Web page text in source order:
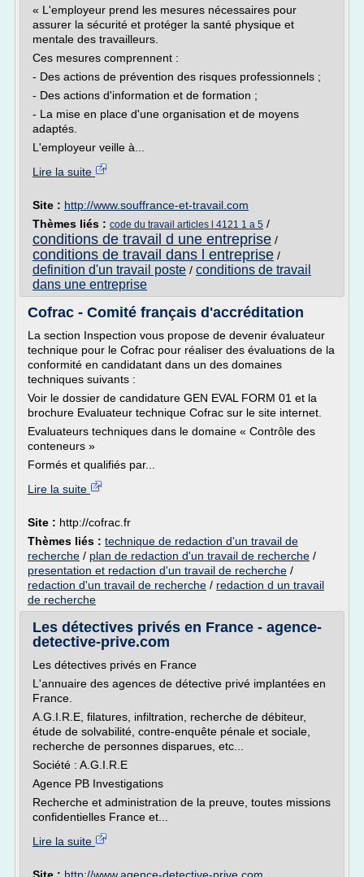
« L'employeur prend les mesures nécessaires pour
assurer la sécurité et protéger la santé physique et
mentale des travailleurs.
Ces mesures comprennent :
- Des actions de prévention des risques professionnels ;
- Des actions d'information et de formation ;
- La mise en place d'une organisation et de moyens
adaptés.
L'employeur veille à...
Lire la suite
Site : http://www.souffrance-et-travail.com
Thèmes liés : code du travail articles l 4121 1 a 5 /
conditions de travail d une entreprise /
conditions de travail dans l entreprise /
definition d'un travail poste / conditions de travail
dans une entreprise
Cofrac - Comité français d'accréditation
La section Inspection vous propose de devenir évaluateur
technique pour le Cofrac pour réaliser des évaluations de la
conformité en candidatant dans un des domaines
techniques suivants :
Voir le dossier de candidature GEN EVAL FORM 01 et la
brochure Evaluateur technique Cofrac sur le site internet.
Evaluateurs techniques dans le domaine « Contrôle des
conteneurs »
Formés et qualifiés par...
Lire la suite
Site : http://cofrac.fr
Thèmes liés : technique de redaction d'un travail de
recherche / plan de redaction d'un travail de recherche /
presentation et redaction d'un travail de recherche /
redaction d'un travail de recherche / redaction d un travail
de recherche
Les détectives privés en France - agence-
detective-prive.com
Les détectives privés en France
L'annuaire des agences de détective privé implantées en
France.
A.G.I.R.E, filatures, infiltration, recherche de débiteur,
étude de solvabilité, contre-enquête pénale et sociale,
recherche de personnes disparues, etc...
Société : A.G.I.R.E
Agence PB Investigations
Recherche et administration de la preuve, toutes missions
confidentielles France et...
Lire la suite